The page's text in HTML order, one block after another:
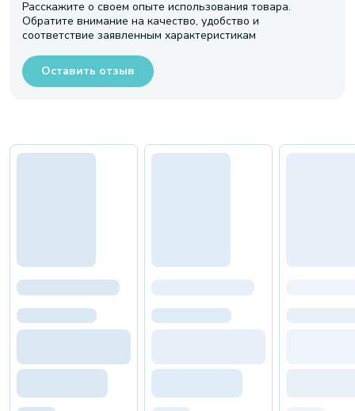
Расскажите о своем опыте использования товара.
Обратите внимание на качество, удобство и
соответствие заявленным характеристикам
Оставить отзыв